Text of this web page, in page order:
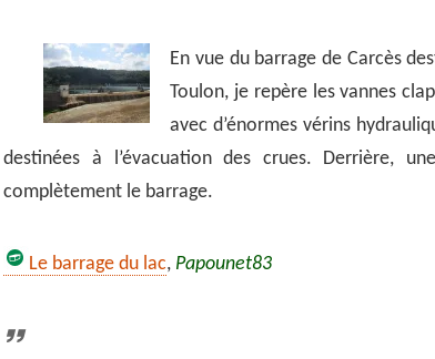
En vue du barrage de Carcès
Toulon, je repère les vannes
avec d’énormes vérins
destinées à l’évacuation des crues. Derrière,
complètement le barrage.
Le barrage du lac, Papounet83